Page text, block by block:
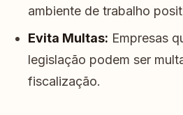
ambiente de trabalho
Evita Multas: Empresas
legislação podem ser
fiscalização.